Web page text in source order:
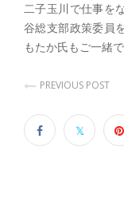
二子玉川で仕事を
谷総支部政策委員
もたか氏もご一緒で
PREVIOUS POST